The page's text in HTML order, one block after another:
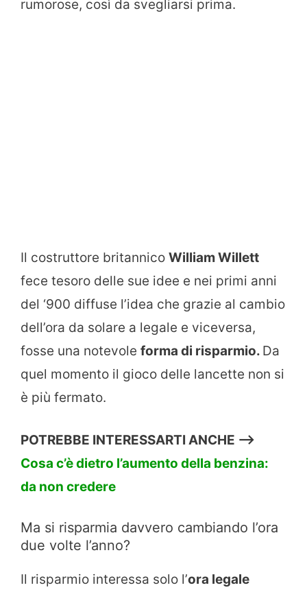
rumorose, così da svegliarsi prima.
Il costruttore britannico William Willett
fece tesoro delle sue idee e nei primi anni
del ‘900 diffuse l’idea che grazie al cambio
dell’ora da solare a legale e viceversa,
fosse una notevole forma di risparmio. Da
quel momento il gioco delle lancette non si
è più fermato.
POTREBBE INTERESSARTI ANCHE —>
Cosa c’è dietro l’aumento della benzina:
da non credere
Ma si risparmia davvero cambiando l’ora
due volte l’anno?
Il risparmio interessa solo l’ora legale